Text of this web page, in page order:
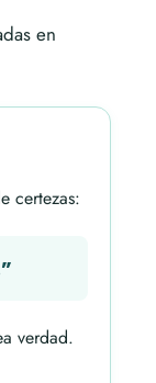
en
certezas:
verdad.